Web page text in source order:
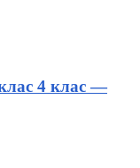
4 клас —